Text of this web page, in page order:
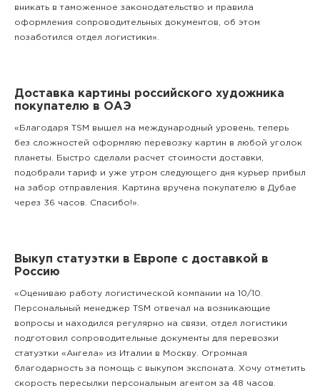
вникать в таможенное законодательство и правила
оформления сопроводительных документов, об этом
позаботился отдел логистики».
Доставка картины российского художника
покупателю в ОАЭ
«Благодаря TSM вышел на международный уровень, теперь
без сложностей оформляю перевозку картин в любой уголок
планеты. Быстро сделали расчет стоимости доставки,
подобрали тариф и уже утром следующего дня курьер прибыл
на забор отправления. Картина вручена покупателю в Дубае
через 36 часов. Спасибо!».
Выкуп статуэтки в Европе с доставкой в
Россию
«Оцениваю работу логистической компании на 10/10.
Персональный менеджер TSM отвечал на возникающие
вопросы и находился регулярно на связи, отдел логистики
подготовил сопроводительные документы для перевозки
статуэтки «Ангела» из Италии в Москву. Огромная
благодарность за помощь с выкупом экспоната. Хочу отметить
скорость пересылки персональным агентом за 48 часов.